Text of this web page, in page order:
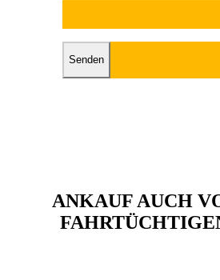
Bitte lasse dieses Feld leer.
ANKAUF AUCH